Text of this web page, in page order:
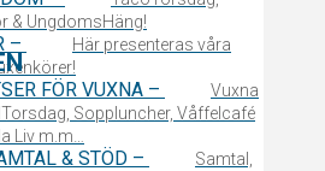
& UngdomsHäng!
–
Här presenteras våra
FÖR VUXNA –
Vuxna
Soppluncher, Våffelcafé
Liv m.m…
& STÖD –
Samtal,